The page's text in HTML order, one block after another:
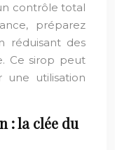
contrôle total
préparez
réduisant des
Ce sirop peut
une utilisation
: la clée du